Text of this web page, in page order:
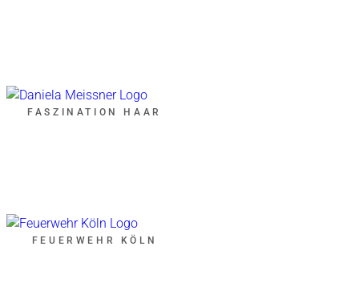
FASZINATION HAAR
FEUERWEHR KÖLN